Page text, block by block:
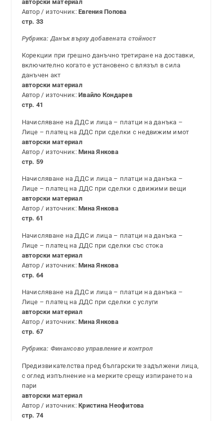
авторски материал
Автор / източник:Евгения Попова
стр. 33
Рубрика: Данък върху добавената стойност
Корекции при грешно данъчно третиране на доставки,
включително когато е установено с влязъл в сила
данъчен акт
авторски материал
Автор / източник:Ивайло Кондарев
стр. 41
Начисляване на ДДС и лица – платци на данъка –
Лице – платец на ДДС при сделки с недвижим имот
авторски материал
Автор / източник:Мина Янкова
стр. 59
Начисляване на ДДС и лица – платци на данъка –
Лице – платец на ДДС при сделки с движими вещи
авторски материал
Автор / източник:Мина Янкова
стр. 61
Начисляване на ДДС и лица – платци на данъка –
Лице – платец на ДДС при сделки със стока
авторски материал
Автор / източник:Мина Янкова
стр. 64
Начисляване на ДДС и лица – платци на данъка –
Лице – платец на ДДС при сделки с услуги
авторски материал
Автор / източник:Мина Янкова
стр. 67
Рубрика: Финансово управление и контрол
Предизвикателства пред българските задължени лица,
с оглед изпълнение на мерките срещу изпирането на
пари
авторски материал
Автор / източник:Кристина Неофитова
стр. 74